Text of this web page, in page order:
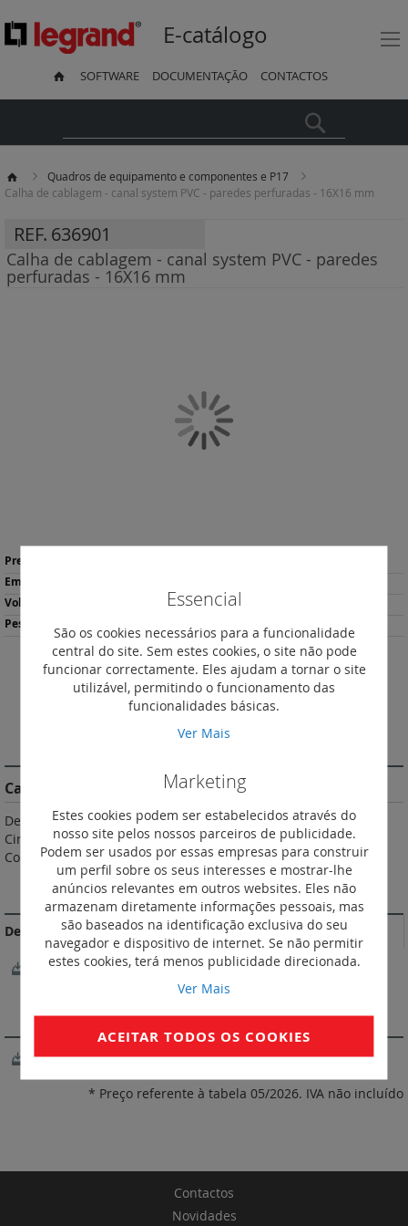
E-catálogo
SOFTWARE DOCUMENTAÇÃO CONTACTOS
Quadros de equipamento e componentes e P17
Calha de cablagem - canal system PVC - paredes perfuradas - 16X16 mm
REF. 636901
Calha de cablagem - canal system PVC - paredes
perfuradas - 16X16 mm
Mais
informação
Descarregar
Ficha de Produto
Imprimir
Saltar
Galeria
de
imagens
DESCRIÇÃO
Características do Produto
De acordo com a norma EN 50085-2-3. Material: PVC M1. Cor:
Cinzenta RAL 7030. Perfurações laterais com passo de 10 mm.
Comprimento: 2 m.
DOCUMENTAÇÃO DE CONFORMIDADE
Declarações e certificados de conformidade
AENOR-030/001969
SOFTWARE
XL Pro3
* Preço referente à tabela 05/2026. IVA não incluído
Contactos
Novidades
Essencial
São os cookies necessários para a funcionalidade
central do site. Sem estes cookies, o site não pode
funcionar correctamente. Eles ajudam a tornar o site
utilizável, permitindo o funcionamento das
funcionalidades básicas.
Ver Mais
Marketing
Estes cookies podem ser estabelecidos através do
nosso site pelos nossos parceiros de publicidade.
Podem ser usados por essas empresas para construir
um perfil sobre os seus interesses e mostrar-lhe
anúncios relevantes em outros websites. Eles não
armazenam diretamente informações pessoais, mas
são baseados na identificação exclusiva do seu
navegador e dispositivo de internet. Se não permitir
estes cookies, terá menos publicidade direcionada.
Ver Mais
ACEITAR TODOS OS COOKIES